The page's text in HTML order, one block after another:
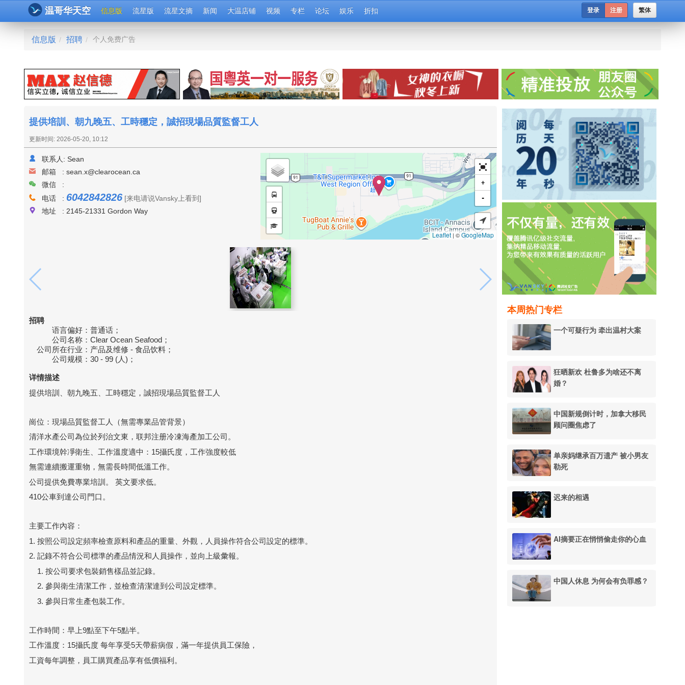
温哥华天空 信息版 流星版 流星文摘 新闻 大温店铺 视频 专栏 论坛 娱乐 折扣 繁体
登录 注册
信息版 / 招聘 / 个人免费广告
本周热门专栏
一个可疑行为 牵出温村大案
狂晒新欢 杜鲁多为啥还不离
婚？
中国新规倒计时，加拿大移民
顾问圈焦虑了
单亲妈继承百万遗产 被小男友
勒死
迟来的相遇
AI摘要正在悄悄偷走你的心血
中国人休息 为何会有负罪感？
提供培訓、朝九晚五、工時穩定，誠招現場品質監督工人
更新时间: 2026-05-20, 10:12
联系人: Sean
邮箱 : sean.x@clearocean.ca
微信 :
电话 : 6042842826 [来电请说Vansky上看到]
地址 : 2145-21331 Gordon Way
+
-
Leaflet | ©GoogleMap
招聘
语言偏好： 普通话；
公司名称： Clear Ocean Seafood；
公司所在行业： 产品及维修 - 食品饮料；
公司规模： 30 - 99 (人)；
详情描述
提供培訓、朝九晚五、工時穩定，誠招現場品質監督工人
崗位：現場品質監督工人（無需專業品管背景）
清洋水產公司為位於列治文東，联邦注册冷凍海產加工公司。
工作環境幹凈衛生、工作溫度適中：15攝氏度，工作強度較低
無需連續搬運重物，無需長時間低溫工作。
公司提供免費專業培訓。 英文要求低。
410公車到達公司門口。
主要工作內容：
1. 按照公司設定頻率檢查原料和產品的重量、外觀，人員操作符合公司設定的標準。
2. 記錄不符合公司標準的產品情況和人員操作，並向上級彙報。
1. 按公司要求包裝銷售樣品並記錄。
2. 參與衛生清潔工作，並檢查清潔達到公司設定標準。
3. 參與日常生產包裝工作。
工作時間：早上9點至下午5點半。
工作溫度：15攝氏度 每年享受5天帶薪病假，滿一年提供員工保險，
工資每年調整，員工購買產品享有低價福利。